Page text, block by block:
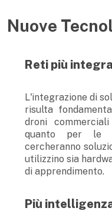
Nuove
Reti più
L'integrazione di
risulta
droni
quanto per le
cercheranno
utilizzino sia
di apprendimento.
Più